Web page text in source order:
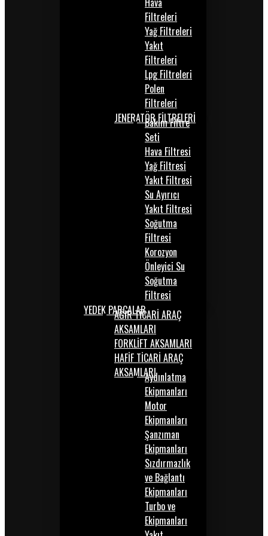
Filtreleri
Yağ Filtreleri
Yakıt
Filtreleri
Lpg Filtreleri
Polen
Filtreleri
JENERATÖR FİLTRELERİ
Bakım Filtre
Seti
Hava Filtresi
Yağ Filtresi
Yakıt Filtresi
Su Ayırıcı
Yakıt Filtresi
Soğutma
Filtresi
Korozyon
Önleyici Su
Soğutma
Filtresi
YEDEK PARÇALARAĞIR TİCARİ ARAÇ
AKSAMLARI
FORKLİFT AKSAMLARI
HAFİF TİCARİ ARAÇ
AKSAMLARIAydınlatma
Ekipmanları
Motor
Ekipmanları
Şanzıman
Ekipmanları
Sızdırmazlık
ve Bağlantı
Ekipmanları
Turbo ve
Ekipmanları